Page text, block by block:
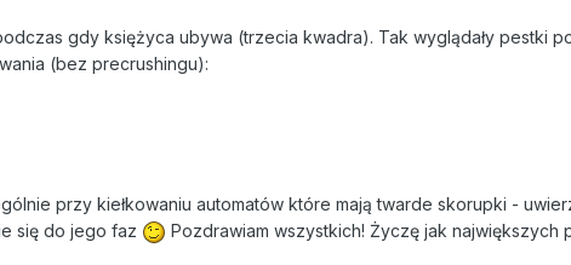
gdy księżyca ubywa (trzecia kwadra). Tak wyglądały pestki
(bez precrushingu):
przy kiełkowaniu automatów które mają twarde skorupki -
się do jego faz
Pozdrawiam wszystkich! Życzę jak największych